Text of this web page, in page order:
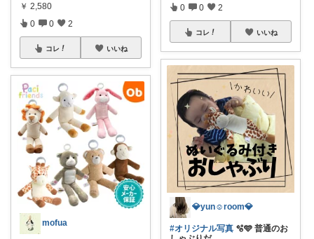
￥ 2,580
0 0 2
コレ いいね
mofua
0 0 2
コレ いいね
💎yun☺︎room💎
#オリジナル写真 🫧🩵 普通のお